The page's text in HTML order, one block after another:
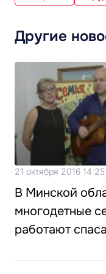
Другие
21 октября 2016 14:25
В Минской
многодетные
работают